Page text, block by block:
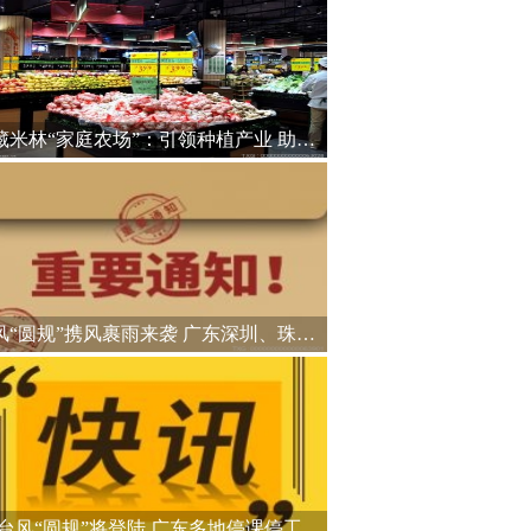
西藏米林“家庭农场”：引领种植产业 助力乡村振兴
台风“圆规”携风裹雨来袭 广东深圳、珠海等地停课停工